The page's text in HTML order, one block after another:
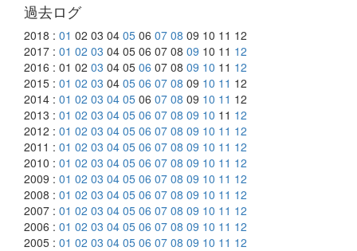
過去ログ
2018 : 01 02 03 04 05 06 07 08 09 10 11 12
2017 : 01 02 03 04 05 06 07 08 09 10 11 12
2016 : 01 02 03 04 05 06 07 08 09 10 11 12
2015 : 01 02 03 04 05 06 07 08 09 10 11 12
2014 : 01 02 03 04 05 06 07 08 09 10 11 12
2013 : 01 02 03 04 05 06 07 08 09 10 11 12
2012 : 01 02 03 04 05 06 07 08 09 10 11 12
2011 : 01 02 03 04 05 06 07 08 09 10 11 12
2010 : 01 02 03 04 05 06 07 08 09 10 11 12
2009 : 01 02 03 04 05 06 07 08 09 10 11 12
2008 : 01 02 03 04 05 06 07 08 09 10 11 12
2007 : 01 02 03 04 05 06 07 08 09 10 11 12
2006 : 01 02 03 04 05 06 07 08 09 10 11 12
2005 : 01 02 03 04 05 06 07 08 09 10 11 12